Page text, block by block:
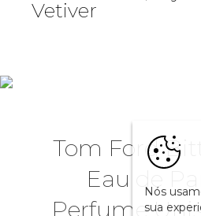
Vetiver
Tom Ford
Eau de
Perfume
Nós
sua